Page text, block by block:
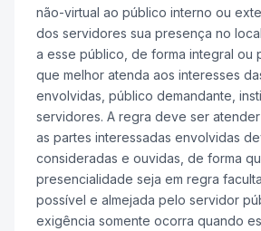
não-virtual ao público interno ou
dos servidores sua presença no
a esse público, de forma integral ou
que melhor atenda aos interesses
envolvidas, público demandante,
servidores. A regra deve ser
as partes interessadas envolvidas
consideradas e ouvidas, de forma
presencialidade seja em regra
possível e almejada pelo servidor
exigência somente ocorra quando